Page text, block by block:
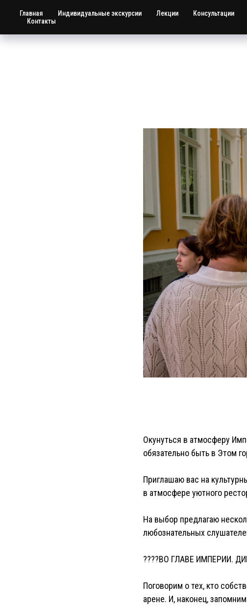
Главная Индивидуальные экскурсии Лекции Консультации
Контакты
Окунуться в атмосферу
обязательно быть в Этом
Приглашаю вас на
в атмосфере уютного
На выбор предлагаю
любознательных
????ВО ГЛАВЕ ИМПЕРИИ.
Поговорим о тех, кто
арене. И, наконец,